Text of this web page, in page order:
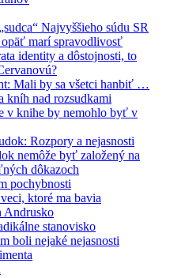
Najvyššieho súdu SR
marí spravodlivosť
identity a dôstojnosti, to
Mali by sa všetci hanbiť …
kníh nad rozsudkami
v knihe by nemohlo byť v
Rozpory a nejasnosti
nemôže byť založený na
dôkazoch
pochybnosti
ktoré ma bavia
Andrusko
stanovisko
boli nejaké nejasnosti